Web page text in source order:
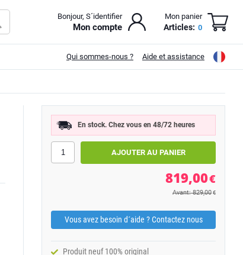
Bonjour, S´identifier
Mon compte
Mon panier
Articles: 0
Qui sommes-nous ? Aide et assistance
En stock. Chez vous en 48/72 heures
819,00€
Avant: 829,00 €
Vous avez besoin d´aide ? Contactez nous
Produit neuf 100% original